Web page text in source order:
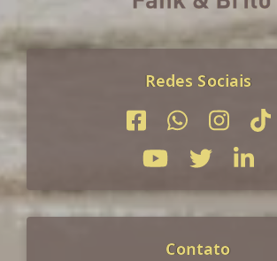
Redes Sociais
Contato